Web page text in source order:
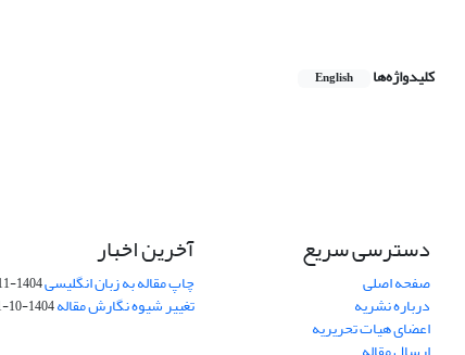
کلیدواژه‌ها English
دسترسی سریع
صفحه اصلی
درباره نشریه
اعضای هیات تحریریه
آخرین اخبار
چاپ مقاله به زبان انگلیسی1404-11-26
تغییر شیوه نگارش مقاله1404-10-01